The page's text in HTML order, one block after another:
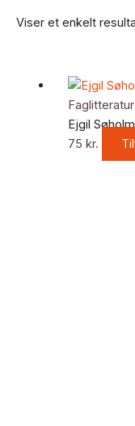
Viser et enkelt
Faglitteratur
Ejgil
75 kr.